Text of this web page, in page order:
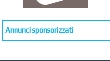
Annunci sponsorizzati